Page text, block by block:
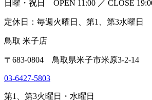
日曜・祝日 OPEN 11:00 ／ CLOSE
定休日：毎週火曜日、第1、第3水曜日
鳥取 米子店
〒683-0804 鳥取県米子市米原3-2-14
03-6427-5803
第1、第3火曜日・水曜日